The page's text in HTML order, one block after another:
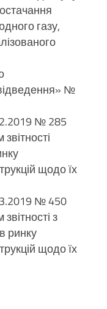
газу,
№
№ 285
щодо їх
№ 450
з
ринку
щодо їх